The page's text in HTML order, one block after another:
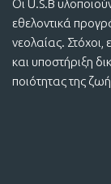
Οι U.S.B
εθελοντικά
νεολαίας. Στόχοι,
και υποστήριξη
ποιότητας της